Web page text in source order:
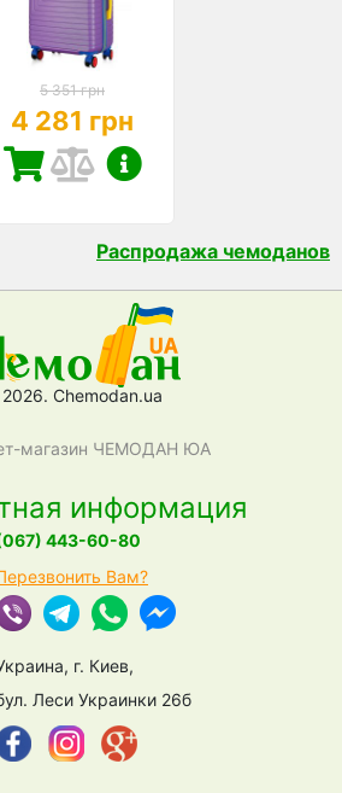
5 351 грн
4 281 грн
Распродажа чемоданов
Chemodan.ua
магазин ЧЕМОДАН ЮА
информация
443-60-80
Вам?
г. Киев,
Леси Украинки 26б